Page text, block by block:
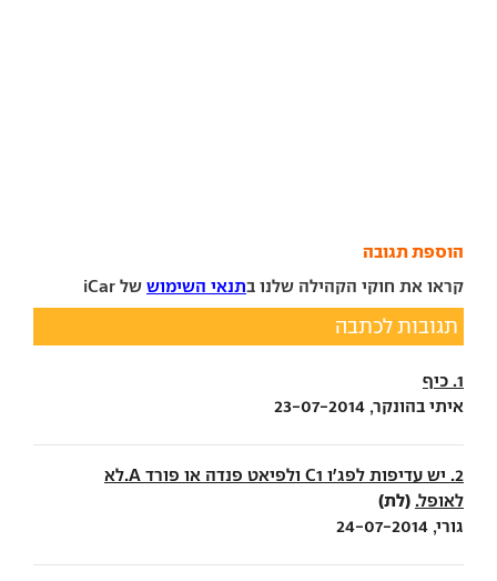
הוספת תגובה
קראו את חוקי הקהילה שלנו בתנאי השימוש של iCar
תגובות לכתבה
1. כיף
איתי בהונקר, 23-07-2014
2. יש עדיפות לפג'ו C1 ולפיאט פנדה או פורד A.לא
לאופל. (לת)
גורי, 24-07-2014